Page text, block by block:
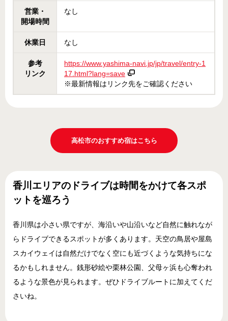
営業・
開場時間
なし
休業日 なし
参考
リンク
https://www.yashima-navi.jp/jp/travel/entry-1
17.html?lang=save
※最新情報はリンク先をご確認ください
高松市のおすすめ宿はこちら
香川エリアのドライブは時間をかけて各スポ
ットを巡ろう
香川県は小さい県ですが、海沿いや山沿いなど自然に触れなが
らドライブできるスポットが多くあります。天空の鳥居や屋島
スカイウェイは自然だけでなく空にも近づくような気持ちにな
るかもしれません。銭形砂絵や栗林公園、父母ヶ浜も心奪われ
るような景色が見られます。ぜひドライブルートに加えてくだ
さいね。